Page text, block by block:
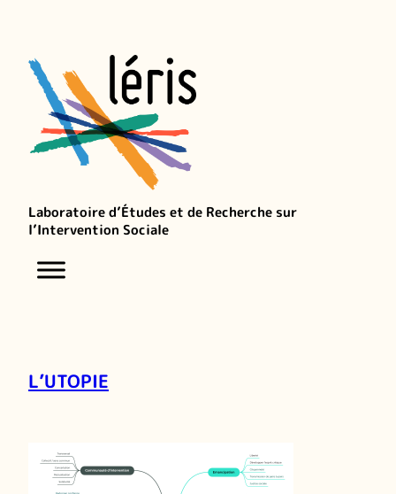
Laboratoire d’Études et de Recherche sur
l’Intervention Sociale
L’UTOPIE